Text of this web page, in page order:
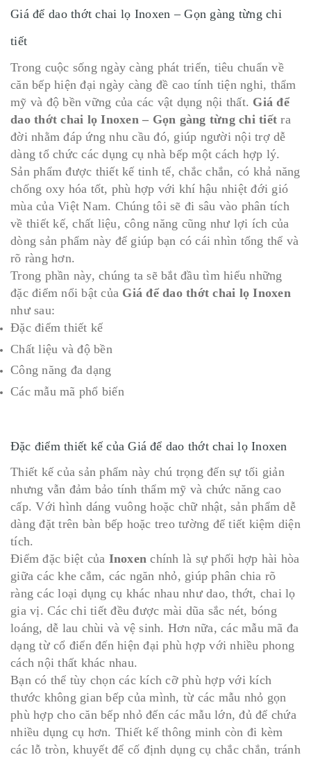
Giá để dao thớt chai lọ Inoxen – Gọn gàng từng chi
tiết
Trong cuộc sống ngày càng phát triển, tiêu chuẩn về
căn bếp hiện đại ngày càng đề cao tính tiện nghi, thẩm
mỹ và độ bền vững của các vật dụng nội thất. Giá để
dao thớt chai lọ Inoxen – Gọn gàng từng chi tiết ra
đời nhằm đáp ứng nhu cầu đó, giúp người nội trợ dễ
dàng tổ chức các dụng cụ nhà bếp một cách hợp lý.
Sản phẩm được thiết kế tinh tế, chắc chắn, có khả năng
chống oxy hóa tốt, phù hợp với khí hậu nhiệt đới gió
mùa của Việt Nam. Chúng tôi sẽ đi sâu vào phân tích
về thiết kế, chất liệu, công năng cũng như lợi ích của
dòng sản phẩm này để giúp bạn có cái nhìn tổng thể và
rõ ràng hơn.
Trong phần này, chúng ta sẽ bắt đầu tìm hiểu những
đặc điểm nổi bật của Giá để dao thớt chai lọ Inoxen
như sau:
Đặc điểm thiết kế
Chất liệu và độ bền
Công năng đa dạng
Các mẫu mã phổ biến
Đặc điểm thiết kế của Giá để dao thớt chai lọ Inoxen
Thiết kế của sản phẩm này chú trọng đến sự tối giản
nhưng vẫn đảm bảo tính thẩm mỹ và chức năng cao
cấp. Với hình dáng vuông hoặc chữ nhật, sản phẩm dễ
dàng đặt trên bàn bếp hoặc treo tường để tiết kiệm diện
tích.
Điểm đặc biệt của Inoxen chính là sự phối hợp hài hòa
giữa các khe cắm, các ngăn nhỏ, giúp phân chia rõ
ràng các loại dụng cụ khác nhau như dao, thớt, chai lọ
gia vị. Các chi tiết đều được mài dũa sắc nét, bóng
loáng, dễ lau chùi và vệ sinh. Hơn nữa, các mẫu mã đa
dạng từ cổ điển đến hiện đại phù hợp với nhiều phong
cách nội thất khác nhau.
Bạn có thể tùy chọn các kích cỡ phù hợp với kích
thước không gian bếp của mình, từ các mẫu nhỏ gọn
phù hợp cho căn bếp nhỏ đến các mẫu lớn, đủ để chứa
nhiều dụng cụ hơn. Thiết kế thông minh còn đi kèm
các lỗ tròn, khuyết để cố định dụng cụ chắc chắn, tránh